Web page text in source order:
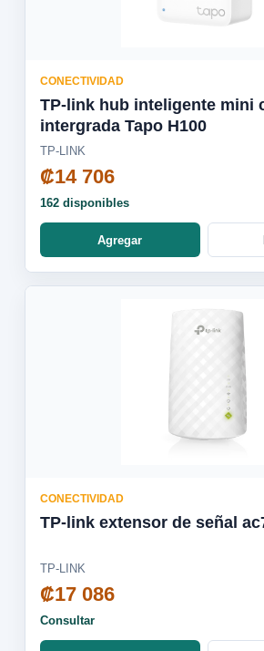
CONECTIVIDAD
TP-link hub inteligente mini
intergrada Tapo H100
TP-LINK
₡14 706
162 disponibles
Agregar
CONECTIVIDAD
TP-LINK
₡17 086
Consultar